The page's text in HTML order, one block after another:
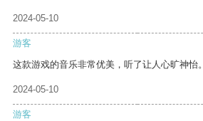
2024-05-10
游客
这款游戏的音乐非常优美，听了让人心旷神怡。
2024-05-10
游客